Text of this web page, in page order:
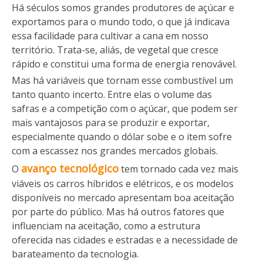
Há séculos somos grandes produtores de açúcar e
exportamos para o mundo todo, o que já indicava
essa facilidade para cultivar a cana em nosso
território. Trata-se, aliás, de vegetal que cresce
rápido e constitui uma forma de energia renovável.
Mas há variáveis que tornam esse combustível um
tanto quanto incerto. Entre elas o volume das
safras e a competição com o açúcar, que podem ser
mais vantajosos para se produzir e exportar,
especialmente quando o dólar sobe e o item sofre
com a escassez nos grandes mercados globais.
O avanço tecnológicotem tornado cada vez mais
viáveis os carros híbridos e elétricos, e os modelos
disponíveis no mercado apresentam boa aceitação
por parte do público. Mas há outros fatores que
influenciam na aceitação, como a estrutura
oferecida nas cidades e estradas e a necessidade de
barateamento da tecnologia.